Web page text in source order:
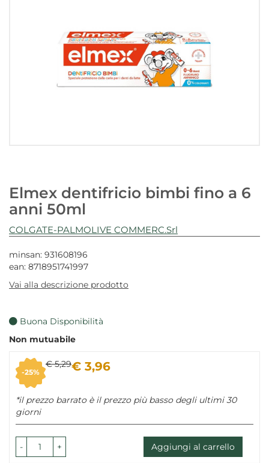
Elmex dentifricio bimbi fino a 6
anni 50ml
COLGATE-PALMOLIVE COMMERC.Srl
minsan: 931608196
ean: 8718951741997
Vai alla descrizione prodotto
Buona Disponibilità
Non mutuabile
Sconto
del25%
€ 5,29Prezzo
scontato
€ 3,96
*il prezzo barrato è il prezzo più basso degli ultimi 30
giorni
- + Aggiungi al carrello